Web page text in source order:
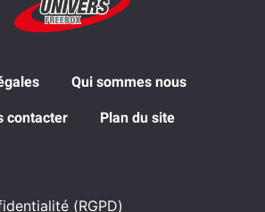
Qui sommes nous
contacter Plan du site
(RGPD)